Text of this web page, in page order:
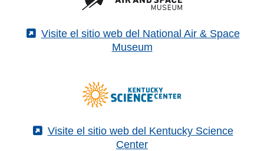
(External)
Visite el sitio web del National Air & Space
Museum
(External)
Visite el sitio web del Kentucky Science
Center